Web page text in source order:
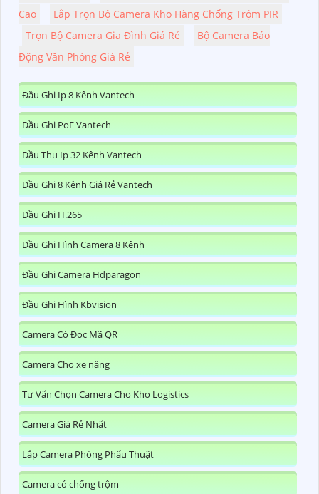
Cao
Lắp Trọn Bộ Camera Kho Hàng Chống Trộm PIR
Trọn Bộ Camera Gia Đình Giá Rẻ
Bộ Camera Báo
Động Văn Phòng Giá Rẻ
Đầu Ghi Ip 8 Kênh Vantech
Đầu Ghi PoE Vantech
Đầu Thu Ip 32 Kênh Vantech
Đầu Ghi 8 Kênh Giá Rẻ Vantech
Đầu Ghi H.265
Đầu Ghi Hình Camera 8 Kênh
Đầu Ghi Camera Hdparagon
Đầu Ghi Hình Kbvision
Camera Có Đọc Mã QR
Camera Cho xe nâng
Tư Vấn Chọn Camera Cho Kho Logistics
Camera Giá Rẻ Nhất
Lắp Camera Phòng Phẩu Thuật
Camera có chống trộm